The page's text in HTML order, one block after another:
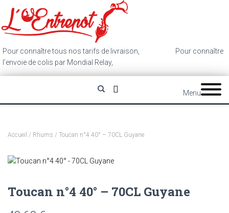
Pour connaître tous nos tarifs de livraison,
Pour connaître
l’envoie de colis par Mondial Relay,
Menu
Accueil / Rhums / Toucan n°4 40° – 70CL Guyane
Toucan n°4 40° – 70CL Guyane